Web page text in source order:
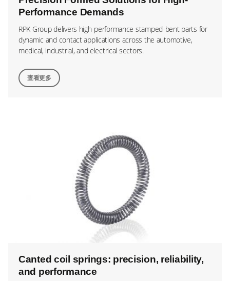
Performance Demands
RPK Group delivers high-performance stamped-bent parts for
dynamic and contact applications across the automotive,
medical, industrial, and electrical sectors.
查看更多
Canted coil springs: precision, reliability,
and performance